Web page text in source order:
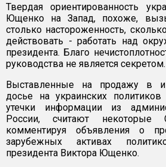
Твердая ориентированность
Ющенко на Запад, похоже,
столько настороженность,
действовать - работать над
президента. Благо
руководства не является секретом.
Выставленные на продажу в
досье на украинских
утечки информации из
России, считают
комментируя объявления о
зарубежных активах
президента Виктора Ющенко.